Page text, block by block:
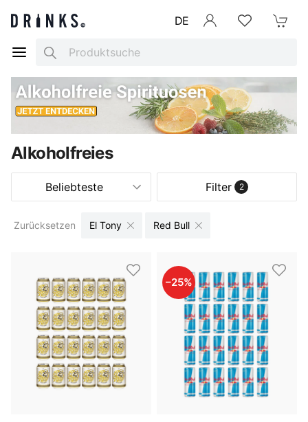
DE
Search
Alkoholfreies
Beliebteste Filter 2
Zurücksetzen El Tony Red Bull
–25%